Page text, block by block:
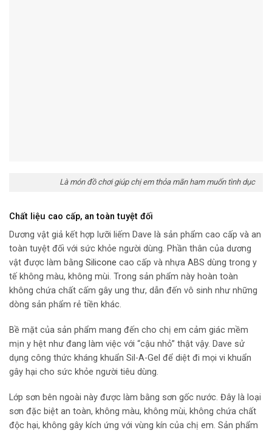
Là món đồ chơi giúp chị em thỏa mãn ham muốn tình dục
Chất liệu cao cấp, an toàn tuyệt đối
Dương vật giả kết hợp lưỡi liếm Dave là sản phẩm cao cấp và an
toàn tuyệt đối với sức khỏe người dùng. Phần thân của dương
vật được làm bằng Silicone cao cấp và nhựa ABS dùng trong y
tế không màu, không mùi. Trong sản phẩm này hoàn toàn
không chứa chất cấm gây ung thư, dẫn đến vô sinh như những
dòng sản phẩm rẻ tiền khác.
Bề mặt của sản phẩm mang đến cho chị em cảm giác mềm
mịn y hệt như đang làm việc với “cậu nhỏ” thật vậy. Dave sử
dụng công thức kháng khuẩn Sil-A-Gel để diệt đi mọi vi khuẩn
gây hại cho sức khỏe người tiêu dùng.
Lớp sơn bên ngoài này được làm bằng sơn gốc nước. Đây là loại
sơn đặc biệt an toàn, không màu, không mùi, không chứa chất
độc hại, không gây kích ứng với vùng kín của chị em. Sản phẩm